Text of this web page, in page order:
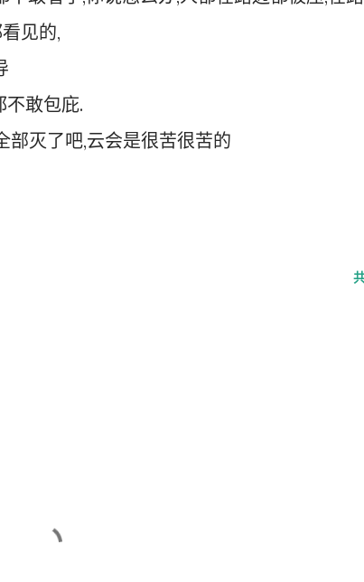
见的,
不敢包庇.
部灭了吧,云会是很苦很苦的